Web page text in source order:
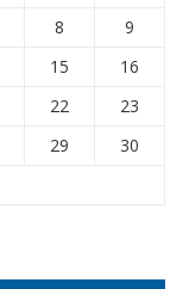
8
9
15
16
22
23
29
30